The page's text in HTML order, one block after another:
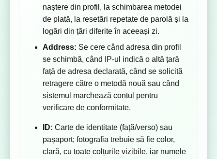
naștere din profil, la schimbarea metodei
de plată, la resetări repetate de parolă și la
logări din țări diferite în aceeași zi.
Address: Se cere când adresa din profil
se schimbă, când IP-ul indică o altă țară
față de adresa declarată, când se solicită
retragere către o metodă nouă sau când
sistemul marchează contul pentru
verificare de conformitate.
ID: Carte de identitate (față/verso) sau
pașaport; fotografia trebuie să fie color,
clară, cu toate colțurile vizibile, iar numele